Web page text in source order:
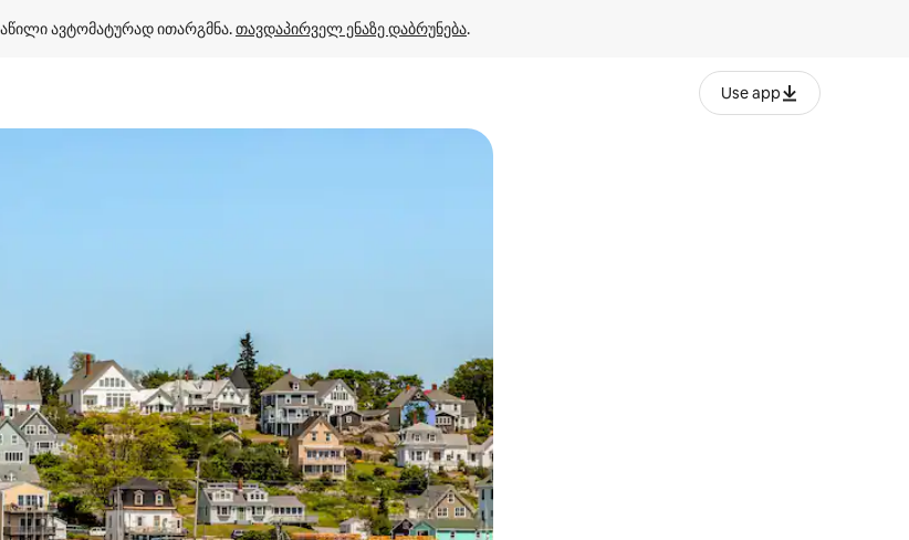
ავტომატურად ითარგმნა. თავდაპირველ ენაზე დაბრუნება.
Use app
კლავიშები ზემოთ/ქვემოთ მიმართული ისრებით ან შეხებისა თუ თითის გასმის ჟესტები.